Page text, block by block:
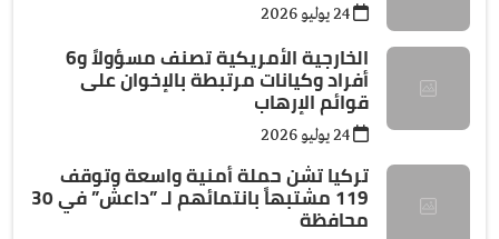
الخارجية الأمريكية تصنف مسؤولاً و6
أفراد وكيانات مرتبطة بالإخوان على
قوائم الإرهاب
تركيا تشن حملة أمنية واسعة وتوقف
119 مشتبهاً بانتمائهم لـ ”داعش” في 30
محافظة